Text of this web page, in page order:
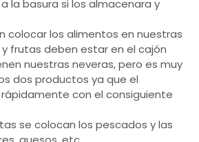
la basura si los almacenara y
colocar los alimentos en nuestras
frutas deben estar en el cajón
nuestras neveras, pero es muy
dos productos ya que el
con el consiguiente
se colocan los pescados y las